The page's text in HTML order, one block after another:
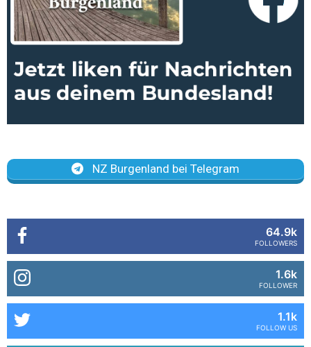
NZ Burgenland bei Telegram
64.9k
FOLLOWERS
1.6k
FOLLOWER
1.1k
FOLLOW US